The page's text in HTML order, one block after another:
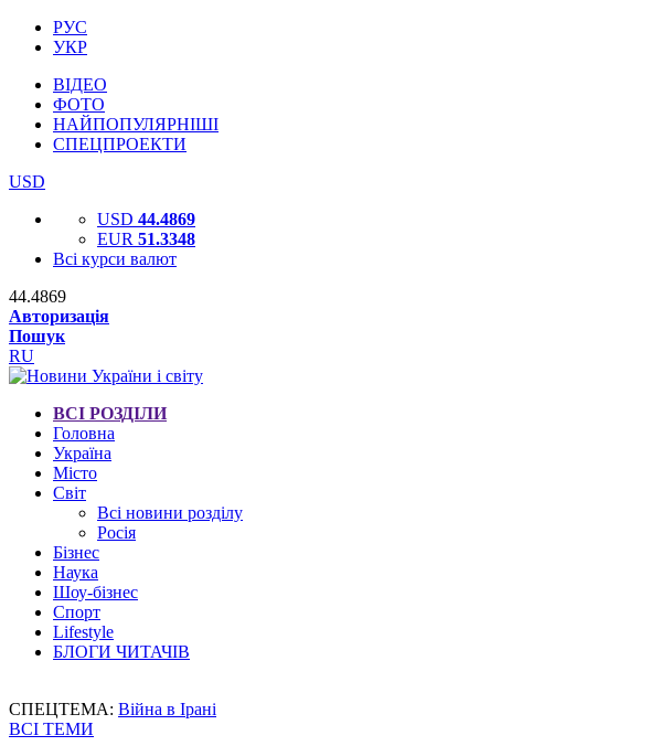
РУС
УКР
ВІДЕО
ФОТО
НАЙПОПУЛЯРНІШІ
СПЕЦПРОЕКТИ
USD
USD 44.4869
EUR 51.3348
Всі курси валют
44.4869
Авторизація
Пошук
RU
ВСІ РОЗДІЛИ
Головна
Україна
Місто
Світ
Всі новини розділу
Росія
Бізнес
Наука
Шоу-бізнес
Спорт
Lifestyle
БЛОГИ ЧИТАЧІВ
СПЕЦТЕМА: Війна в Ірані
ВСІ ТЕМИ